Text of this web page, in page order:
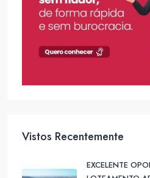
Vistos Recentemente
EXCELENTE